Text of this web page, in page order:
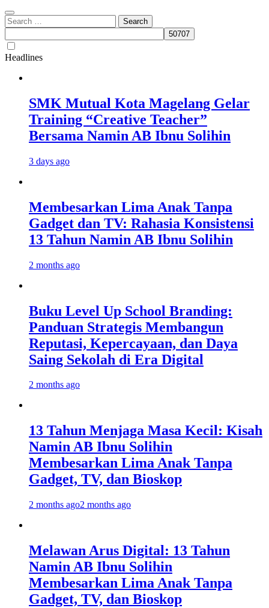
Search
for:
Headlines
SMK Mutual Kota Magelang Gelar
Training “Creative Teacher”
Bersama Namin AB Ibnu Solihin
3 days ago
Membesarkan Lima Anak Tanpa
Gadget dan TV: Rahasia Konsistensi
13 Tahun Namin AB Ibnu Solihin
2 months ago
Buku Level Up School Branding:
Panduan Strategis Membangun
Reputasi, Kepercayaan, dan Daya
Saing Sekolah di Era Digital
2 months ago
13 Tahun Menjaga Masa Kecil: Kisah
Namin AB Ibnu Solihin
Membesarkan Lima Anak Tanpa
Gadget, TV, dan Bioskop
2 months ago2 months ago
Melawan Arus Digital: 13 Tahun
Namin AB Ibnu Solihin
Membesarkan Lima Anak Tanpa
Gadget, TV, dan Bioskop